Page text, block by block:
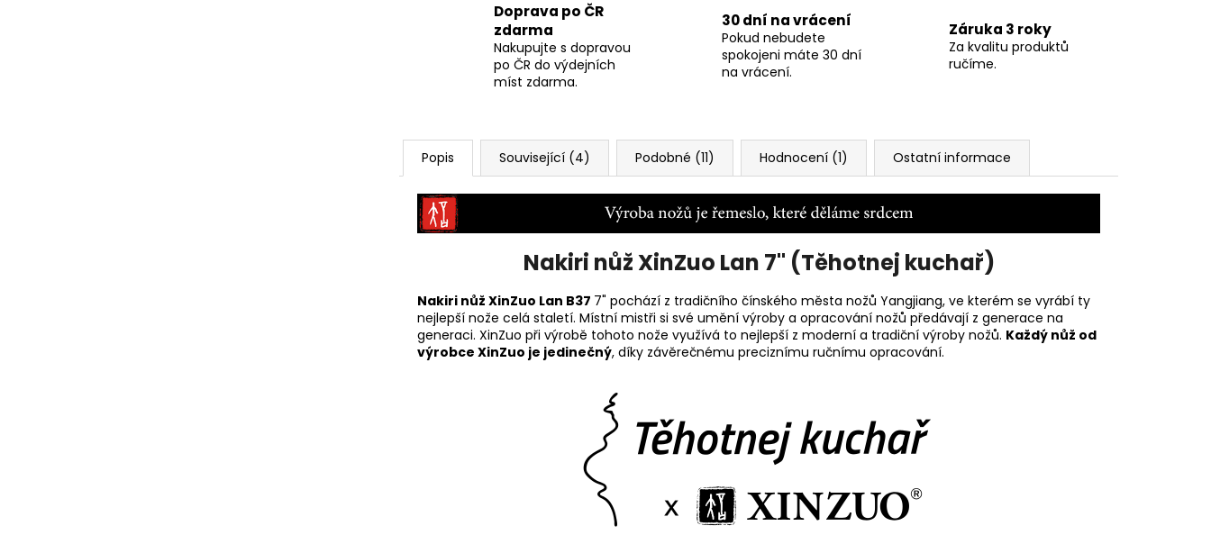
Doprava po ČR
zdarma
Nakupujte s dopravou
po ČR do výdejních
míst zdarma.
30 dní na vrácení
Pokud nebudete
spokojeni máte 30 dní
na vrácení.
Záruka 3 roky
Za kvalitu produktů
ručíme.
Popis Související (4) Podobné (11) Hodnocení (1) Ostatní informace
Nakiri nůž XinZuo Lan 7" (Těhotnej kuchař)
Nakiri nůž XinZuo Lan B37 7" pochází z tradičního čínského města nožů Yangjiang, ve kterém se vyrábí ty
nejlepší nože celá staletí. Místní mistři si své umění výroby a opracování nožů předávají z generace na
generaci. XinZuo při výrobě tohoto nože využívá to nejlepší z moderní a tradiční výroby nožů. Každý nůž od
výrobce XinZuo je jedinečný, díky závěrečnému preciznímu ručnímu opracování.